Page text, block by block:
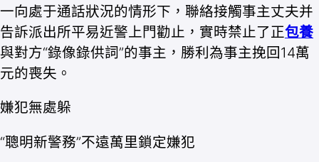
一向處于通話狀況的情形下，聯絡接觸事主丈夫并
告訴派出所平易近警上門勸止，實時禁止了正包養
與對方“錄像錄供詞”的事主，勝利為事主挽回14萬
元的喪失。
嫌犯無處躲
“聰明新警務”不遠萬里鎖定嫌犯